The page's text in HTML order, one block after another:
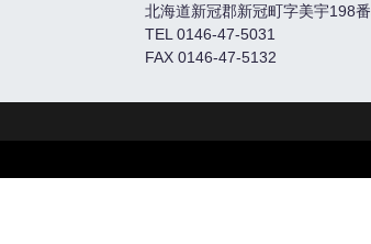
北海道新冠郡新冠町字美宇198
TEL 0146-47-5031
FAX 0146-47-5132